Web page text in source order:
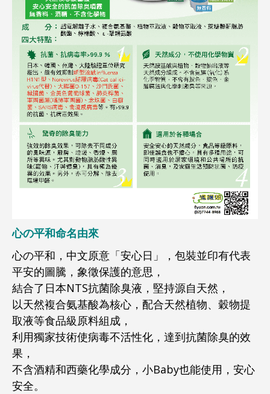
心の平和命名由來
心の平和，中文原意「安心日」，包裝並印有代表
平安的圖騰，象徵保護的意思，
結合了日本NTS抗菌除臭液，堅持源自天然，
以天然複合氨基酸為核心，配合天然植物、穀物提
取液等食品級原料組成，
利用獨家技術使病毒不活性化，達到抗菌除臭的效
果，
不含酒精和西藥化學成分，小Baby也能使用，安心
安全。